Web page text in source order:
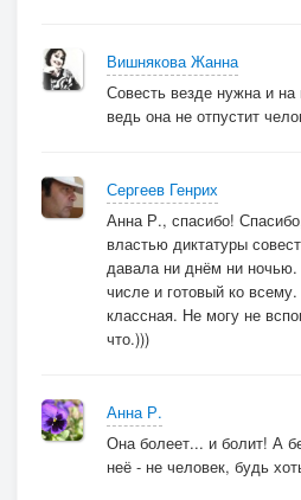
Вишнякова Жанна
Совесть везде нужна и
ведь она не отпустит
Сергеев Генрих
Анна Р., спасибо!
властью диктатуры
давала ни днём ни
числе и готовый ко
классная. Не могу не
что.)))
Анна Р.
Она болеет... и болит! А
неё - не человек, будь